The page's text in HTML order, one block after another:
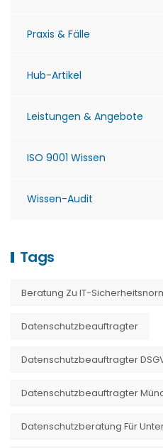
Praxis & Fälle
Hub-Artikel
Leistungen & Angebote
ISO 9001 Wissen
Wissen-Audit
Tags
Beratung Zu IT-
Datenschutzbeauftragter
Datenschutzbeauftragter
Datenschutzbeauftragter
Datenschutzberatung Für